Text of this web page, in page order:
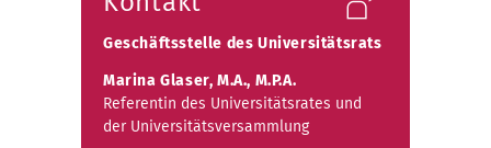
Geschäftsstelle des Universitätsrats
Marina Glaser, M.A., M.P.A.
Referentin des Universitätsrates und
der Universitätsversammlung